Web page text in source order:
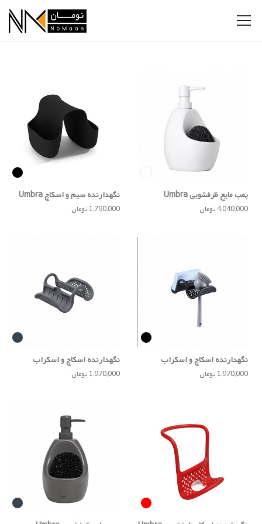
پمپ مایع ظرفشویی Umbra
4,040,000 تومان
نگهدارنده سیم و اسکاچ Umbra
1,790,000 تومان
نگهدارنده اسکاچ و اسکراب
ظرفشویی Umbra
1,970,000 تومان
نگهدارنده اسکاچ و اسکراب
ظرفشویی Umbra
1,970,000 تومان